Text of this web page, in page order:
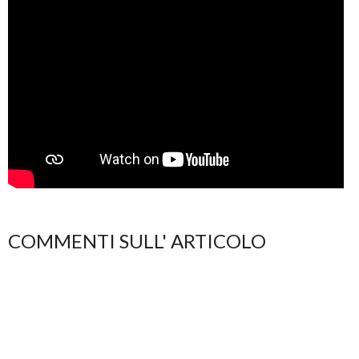
COMMENTI SULL' ARTICOLO